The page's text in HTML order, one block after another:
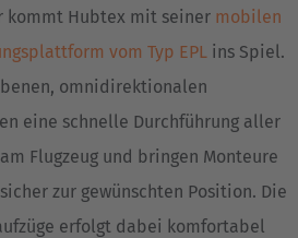
kommt Hubtex mit seiner mobilen
vom Typ EPL ins Spiel.
omnidirektionalen
eine schnelle Durchführung aller
Flugzeug und bringen Monteure
zur gewünschten Position. Die
erfolgt dabei komfortabel